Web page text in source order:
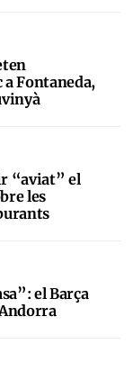
Fontaneda,
“aviat” el
les
el Barça